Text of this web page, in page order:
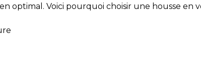
optimal. Voici pourquoi choisir une housse en